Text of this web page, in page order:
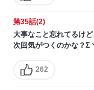
第35話(2)
大事なこと忘れてるけ
次回気がつくのかな？Σ
262